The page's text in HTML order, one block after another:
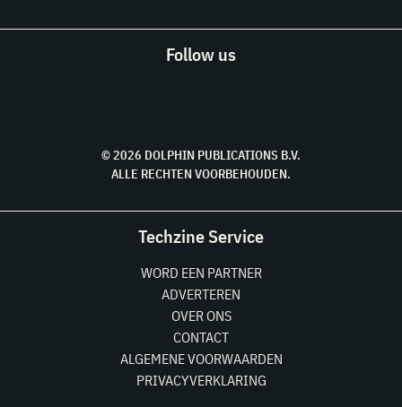
Follow us
© 2026 DOLPHIN PUBLICATIONS B.V.
ALLE RECHTEN VOORBEHOUDEN.
Techzine Service
WORD EEN PARTNER
ADVERTEREN
OVER ONS
CONTACT
ALGEMENE VOORWAARDEN
PRIVACYVERKLARING